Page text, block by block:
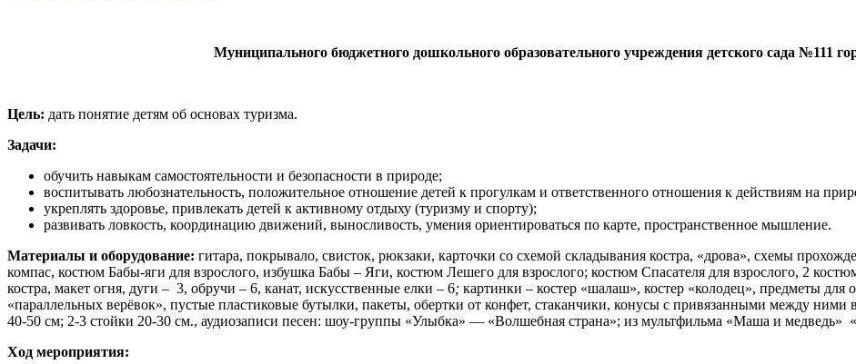
Муниципального бюджетного дошкольного образовательного учреждения детского сада №111
Цель: дать понятие детям об основах туризма.
Задачи:
обучить навыкам самостоятельности и безопасности в природе;
воспитывать любознательность, положительное отношение детей к прогулкам и ответственного отношения к действиям на
укреплять здоровье, привлекать детей к активному отдыху (туризму и спорту);
развивать ловкость, координацию движений, выносливость, умения ориентироваться по карте, пространственное мышление.
Материалы и оборудование: гитара, покрывало, свисток, рюкзаки, карточки со схемой складывания костра, «дрова», схемы
компас, костюм Бабы-яги для взрослого, избушка Бабы – Яги, костюм Лешего для взрослого; костюм Спасателя для взрослого, 2
костра, макет огня, дуги – 3, обручи – 6, канат, искусственные елки – 6; картинки – костер «шалаш», костер «колодец», предметы для
«параллельных верёвок», пустые пластиковые бутылки, пакеты, обертки от конфет, стаканчики, конусы с привязанными между
40-50 см; 2-3 стойки 20-30 см., аудиозаписи песен: шоу-группы «Улыбка» — «Волшебная страна»; из мультфильма «Маша и медведь»
Ход мероприятия: